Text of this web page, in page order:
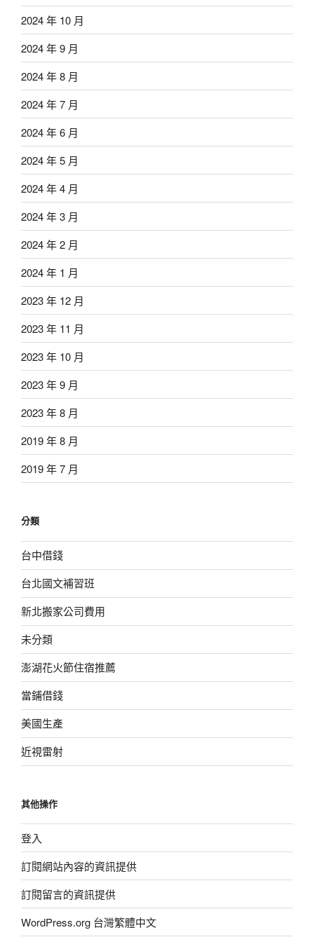
2024 年 10 月
2024 年 9 月
2024 年 8 月
2024 年 7 月
2024 年 6 月
2024 年 5 月
2024 年 4 月
2024 年 3 月
2024 年 2 月
2024 年 1 月
2023 年 12 月
2023 年 11 月
2023 年 10 月
2023 年 9 月
2023 年 8 月
2019 年 8 月
2019 年 7 月
分類
台中借錢
台北國文補習班
新北搬家公司費用
未分類
澎湖花火節住宿推薦
當鋪借錢
美國生產
近視雷射
其他操作
登入
訂閱網站內容的資訊提供
訂閱留言的資訊提供
WordPress.org 台灣繁體中文